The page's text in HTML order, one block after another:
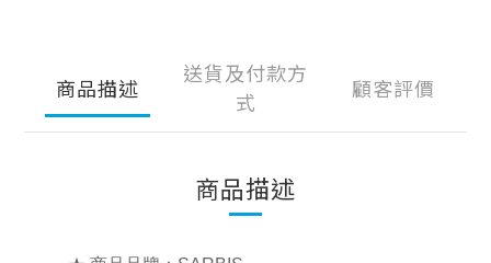
商品描述
送貨及付款方
式
顧客評價
商品描述